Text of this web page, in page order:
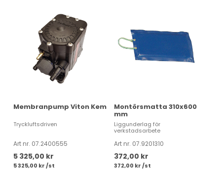
Membranpump Viton Kem
Tryckluftsdriven
Art nr. 07.2400555
5 325,00 kr
5 325,00 kr /st
Montörsmatta 310x600
mm
Liggunderlag för
verkstadsarbete
Art nr. 07.9201310
372,00 kr
372,00 kr /st